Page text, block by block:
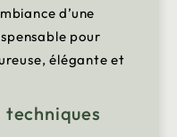
d’une
pour
élégante et